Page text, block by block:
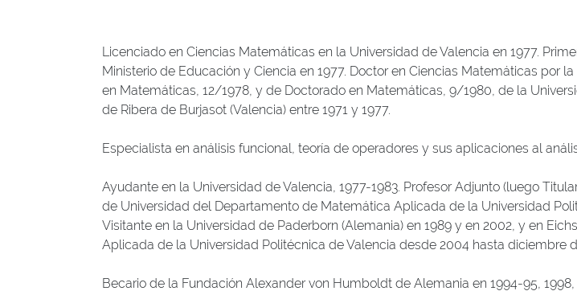
Licenciado en Ciencias Matemáticas en la Universidad de Valencia en 1977.
Ministerio de Educación y Ciencia en 1977. Doctor en Ciencias Matemáticas por
en Matemáticas, 12/1978, y de Doctorado en Matemáticas, 9/1980, de la
de Ribera de Burjasot (Valencia) entre 1971 y 1977.
Especialista en análisis funcional, teoría de operadores y sus aplicaciones al
Ayudante en la Universidad de Valencia, 1977-1983. Profesor Adjunto (luego
de Universidad del Departamento de Matemática Aplicada de la Universidad
Visitante en la Universidad de Paderborn (Alemania) en 1989 y en 2002, y en
Aplicada de la Universidad Politécnica de Valencia desde 2004 hasta diciembre
Becario de la Fundación Alexander von Humboldt de Alemania en 1994-95,